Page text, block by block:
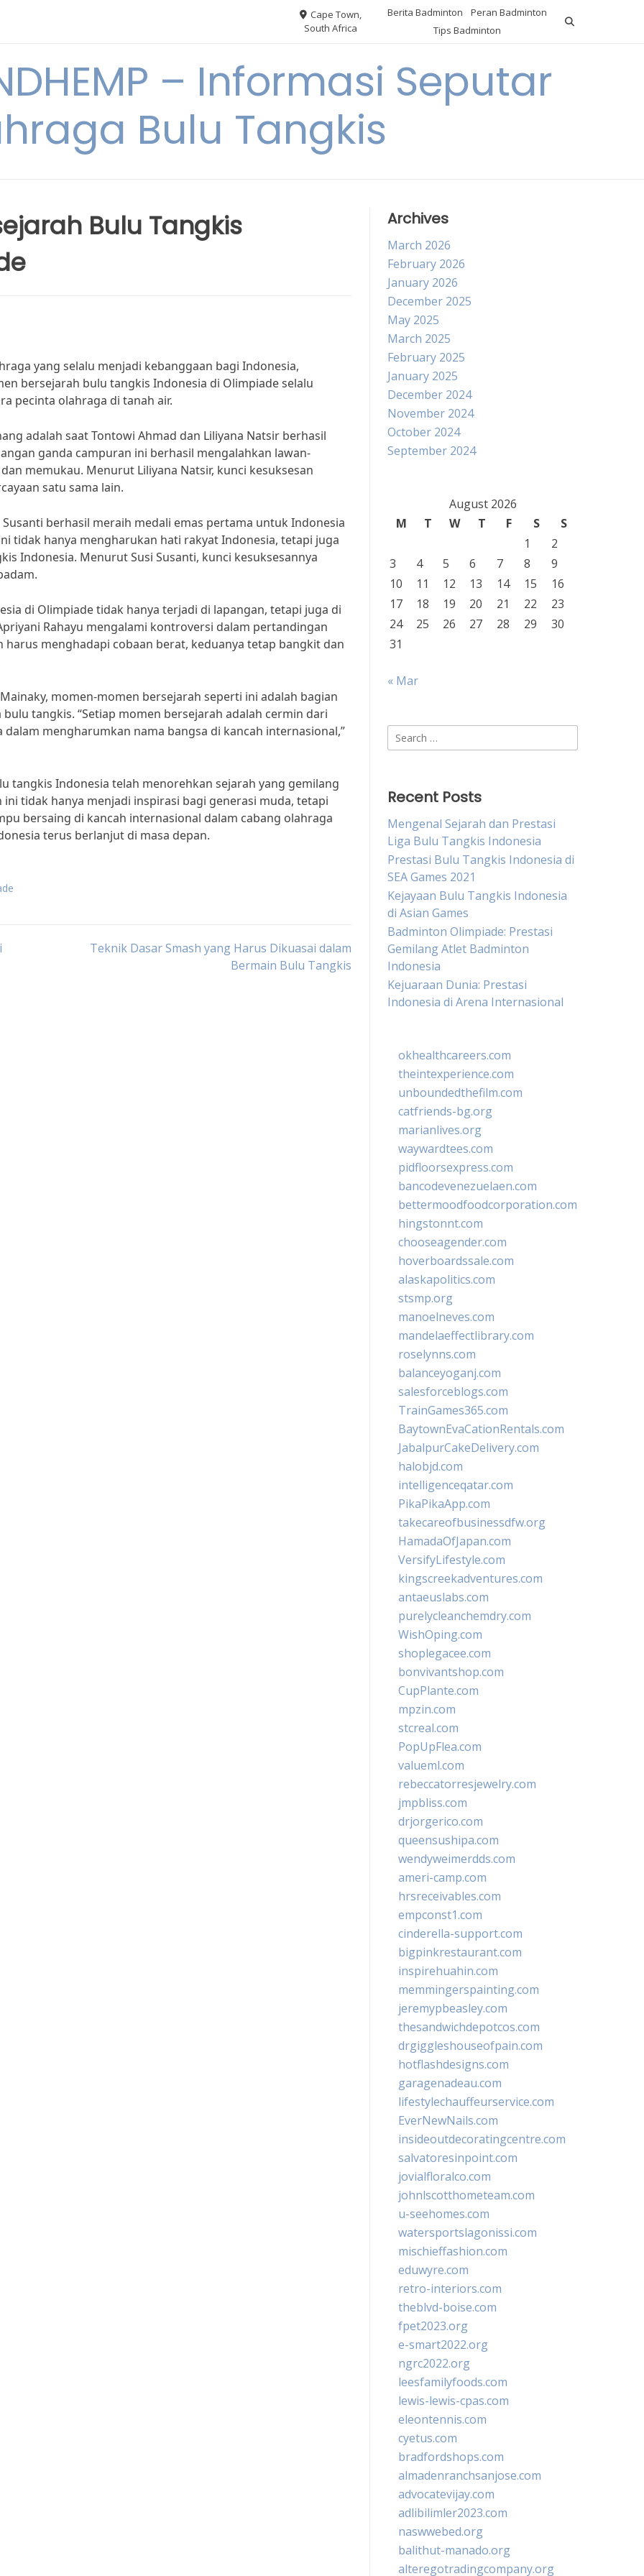
Cape Town,
South Africa
Berita Badminton
Peran Badminton
Tips Badminton
– Informasi Seputar
Bulu Tangkis
Bulu Tangkis
yang selalu menjadi kebanggaan bagi Indonesia,
bersejarah bulu tangkis Indonesia di Olimpiade selalu
pecinta olahraga di tanah air.
adalah saat Tontowi Ahmad dan Liliyana Natsir berhasil
ganda campuran ini berhasil mengalahkan lawan-
memukau. Menurut Liliyana Natsir, kunci kesuksesan
satu sama lain.
berhasil meraih medali emas pertama untuk Indonesia
tidak hanya mengharukan hati rakyat Indonesia, tetapi juga
Indonesia. Menurut Susi Susanti, kunci kesuksesannya
di Olimpiade tidak hanya terjadi di lapangan, tetapi juga di
Rahayu mengalami kontroversi dalam pertandingan
menghadapi cobaan berat, keduanya tetap bangkit dan
momen-momen bersejarah seperti ini adalah bagian
tangkis. “Setiap momen bersejarah adalah cermin dari
mengharumkan nama bangsa di kancah internasional,”
tangkis Indonesia telah menorehkan sejarah yang gemilang
tidak hanya menjadi inspirasi bagi generasi muda, tetapi
bersaing di kancah internasional dalam cabang olahraga
terus berlanjut di masa depan.
Teknik Dasar Smash yang Harus Dikuasai dalam
Bermain Bulu Tangkis
Archives
March 2026
February 2026
January 2026
December 2025
May 2025
March 2025
February 2025
January 2025
December 2024
November 2024
October 2024
September 2024
August 2026
M
T W T F S
S
1
2
3
4 5 6 7 8
9
10
11 12 13 14 15
16
17
18 19 20 21 22
23
24
25 26 27 28 29
30
31
« Mar
Search
for:
Recent Posts
Mengenal Sejarah dan Prestasi
Liga Bulu Tangkis Indonesia
Prestasi Bulu Tangkis Indonesia di
SEA Games 2021
Kejayaan Bulu Tangkis Indonesia
di Asian Games
Badminton Olimpiade: Prestasi
Gemilang Atlet Badminton
Indonesia
Kejuaraan Dunia: Prestasi
Indonesia di Arena Internasional
okhealthcareers.com
theintexperience.com
unboundedthefilm.com
catfriends-bg.org
marianlives.org
waywardtees.com
pidfloorsexpress.com
bancodevenezuelaen.com
bettermoodfoodcorporation.com
hingstonnt.com
chooseagender.com
hoverboardssale.com
alaskapolitics.com
stsmp.org
manoelneves.com
mandelaeffectlibrary.com
roselynns.com
balanceyoganj.com
salesforceblogs.com
TrainGames365.com
BaytownEvaCationRentals.com
JabalpurCakeDelivery.com
halobjd.com
intelligenceqatar.com
PikaPikaApp.com
takecareofbusinessdfw.org
HamadaOfJapan.com
VersifyLifestyle.com
kingscreekadventures.com
antaeuslabs.com
purelycleanchemdry.com
WishOping.com
shoplegacee.com
bonvivantshop.com
CupPlante.com
mpzin.com
stcreal.com
PopUpFlea.com
valueml.com
rebeccatorresjewelry.com
jmpbliss.com
drjorgerico.com
queensushipa.com
wendyweimerdds.com
ameri-camp.com
hrsreceivables.com
empconst1.com
cinderella-support.com
bigpinkrestaurant.com
inspirehuahin.com
memmingerspainting.com
jeremypbeasley.com
thesandwichdepotcos.com
drgiggleshouseofpain.com
hotflashdesigns.com
garagenadeau.com
lifestylechauffeurservice.com
EverNewNails.com
insideoutdecoratingcentre.com
salvatoresinpoint.com
jovialfloralco.com
johnlscotthometeam.com
u-seehomes.com
watersportslagonissi.com
mischieffashion.com
eduwyre.com
retro-interiors.com
theblvd-boise.com
fpet2023.org
e-smart2022.org
ngrc2022.org
leesfamilyfoods.com
lewis-lewis-cpas.com
eleontennis.com
cyetus.com
bradfordshops.com
almadenranchsanjose.com
advocatevijay.com
adlibilimler2023.com
naswwebed.org
balithut-manado.org
alteregotradingcompany.org